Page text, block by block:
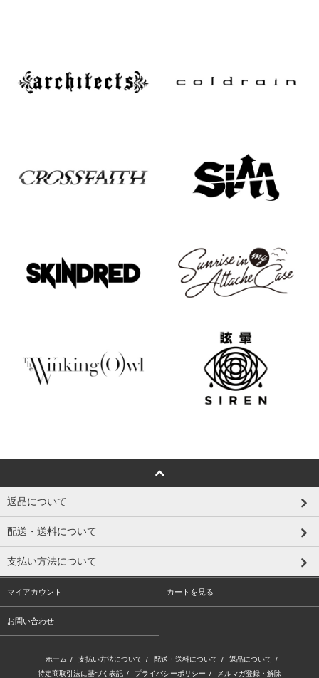
返品について
配送・送料について
支払い方法について
マイアカウント カートを見る
お問い合わせ
ホーム / 支払い方法について / 配送・送料について / 返品について /
特定商取引法に基づく表記 / プライバシーポリシー / メルマガ登録・解除